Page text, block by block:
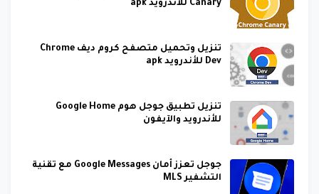
Canary للأندرويد apk
تنزيل وتحميل متصفح كروم ديف Chrome
Dev للأندرويد apk
تنزيل تطبيق جوجل هوم Google Home
للأندرويد والآيفون
جوجل تعزز أمان Google Messages مع تقنية
التشفير MLS